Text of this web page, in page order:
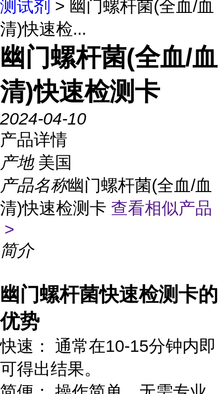
测试剂 > 幽门螺杆菌(全血/血
清)快速检...
幽门螺杆菌(全血/血
清)快速检测卡
2024-04-10
产品详情
产地 美国
产品名称幽门螺杆菌(全血/血
清)快速检测卡 查看相似产品
>
简介
幽门螺杆菌快速检测卡的
优势
快速： 通常在10-15分钟内即
可得出结果。